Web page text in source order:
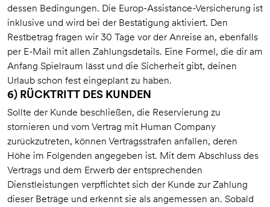
dessen Bedingungen. Die Europ-Assistance-Versicherung ist
inklusive und wird bei der Bestätigung aktiviert. Den
Restbetrag fragen wir 30 Tage vor der Anreise an, ebenfalls
per E-Mail mit allen Zahlungsdetails. Eine Formel, die dir am
Anfang Spielraum lässt und die Sicherheit gibt, deinen
Urlaub schon fest eingeplant zu haben.
6) RÜCKTRITT DES KUNDEN
Sollte der Kunde beschließen, die Reservierung zu
stornieren und vom Vertrag mit Human Company
zurückzutreten, können Vertragsstrafen anfallen, deren
Höhe im Folgenden angegeben ist. Mit dem Abschluss des
Vertrags und dem Erwerb der entsprechenden
Dienstleistungen verpflichtet sich der Kunde zur Zahlung
dieser Beträge und erkennt sie als angemessen an. Sobald